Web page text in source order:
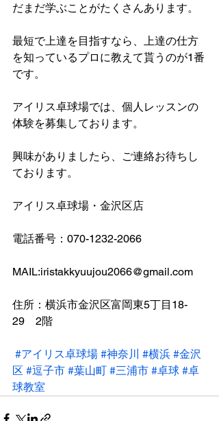
だまだ学ぶことがたくさんあります。
最短で上達を目指すなら、上達の仕方
を知っているプロに教えて貰うのが1番
です。
アイリス卓球場では、個人レッスンの
体験を募集しております。
興味がありましたら、ご連絡お待ちし
ております。
アイリス卓球場・金沢区店
電話番号：070-1232-2066
MAIL:iristakkyuujou2066@gmail.com
住所：横浜市金沢区富岡東5丁目18-
29　2階
#アイリス卓球場 #神奈川 #横浜 #金沢
区 #逗子市 #葉山町 #三浦市 #卓球 #卓
球教室